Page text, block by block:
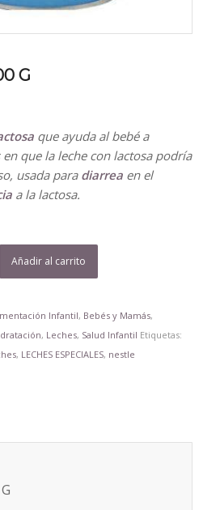
G
que ayuda al bebé a
que la leche con lactosa podría
usada para diarreaen el
a la lactosa.
Añadir al carrito
Infantil, Bebés y Mamás,
, Leches, Salud Infantil Etiquetas:
, LECHES ESPECIALES, nestle